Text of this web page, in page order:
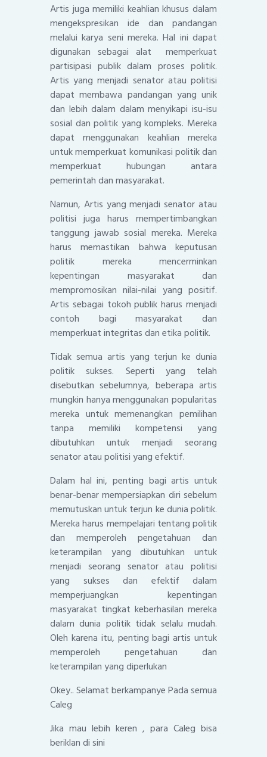
Artis juga memiliki keahlian khusus dalam
mengekspresikan ide dan pandangan
melalui karya seni mereka. Hal ini dapat
digunakan sebagai alat memperkuat
partisipasi publik dalam proses politik.
Artis yang menjadi senator atau politisi
dapat membawa pandangan yang unik
dan lebih dalam dalam menyikapi isu-isu
sosial dan politik yang kompleks. Mereka
dapat menggunakan keahlian mereka
untuk memperkuat komunikasi politik dan
memperkuat hubungan antara
pemerintah dan masyarakat.
Namun, Artis yang menjadi senator atau
politisi juga harus mempertimbangkan
tanggung jawab sosial mereka. Mereka
harus memastikan bahwa keputusan
politik mereka mencerminkan
kepentingan masyarakat dan
mempromosikan nilai-nilai yang positif.
Artis sebagai tokoh publik harus menjadi
contoh bagi masyarakat dan
memperkuat integritas dan etika politik.
Tidak semua artis yang terjun ke dunia
politik sukses. Seperti yang telah
disebutkan sebelumnya, beberapa artis
mungkin hanya menggunakan popularitas
mereka untuk memenangkan pemilihan
tanpa memiliki kompetensi yang
dibutuhkan untuk menjadi seorang
senator atau politisi yang efektif.
Dalam hal ini, penting bagi artis untuk
benar-benar mempersiapkan diri sebelum
memutuskan untuk terjun ke dunia politik.
Mereka harus mempelajari tentang politik
dan memperoleh pengetahuan dan
keterampilan yang dibutuhkan untuk
menjadi seorang senator atau politisi
yang sukses dan efektif dalam
memperjuangkan kepentingan
masyarakat tingkat keberhasilan mereka
dalam dunia politik tidak selalu mudah.
Oleh karena itu, penting bagi artis untuk
memperoleh pengetahuan dan
keterampilan yang diperlukan
Okey.. Selamat berkampanye Pada semua
Caleg
Jika mau lebih keren , para Caleg bisa
beriklan di sini